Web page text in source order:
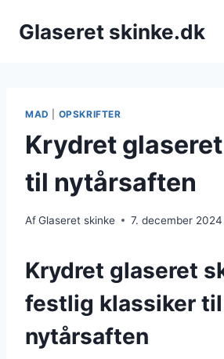
Glaseret skinke.dk
MAD OPSKRIFTER
Krydret
til nytårsaften
AfGlaseret skinke 7. december 2024
Krydret glaseret
festlig klassiker til
nytårsaften